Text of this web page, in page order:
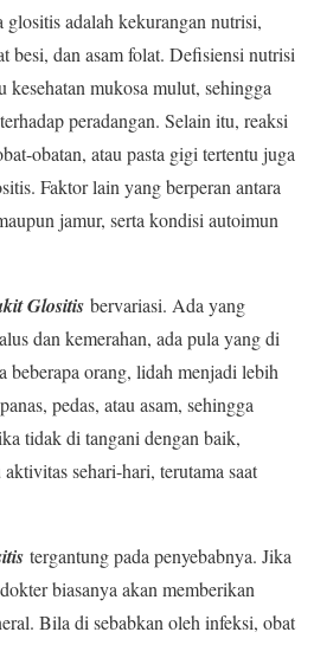
glositis adalah kekurangan nutrisi,
besi, dan asam folat. Defisiensi nutrisi
kesehatan mukosa mulut, sehingga
peradangan. Selain itu, reaksi
obatan, atau pasta gigi tertentu juga
Faktor lain yang berperan antara
jamur, serta kondisi autoimun
Glositis bervariasi. Ada yang
dan kemerahan, ada pula yang di
beberapa orang, lidah menjadi lebih
pedas, atau asam, sehingga
tidak di tangani dengan baik,
sehari-hari, terutama saat
tergantung pada penyebabnya. Jika
biasanya akan memberikan
Bila di sebabkan oleh infeksi, obat